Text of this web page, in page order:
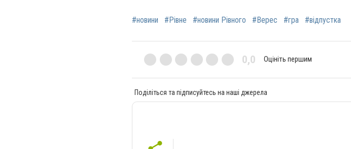
#новини #Рівне #новини Рівного #Верес #гра #відпустка
0,0 Оцініть першим
Поділіться та підписуйтесь на наші джерела